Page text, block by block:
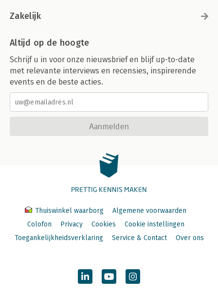
Zakelijk
Altijd op de hoogte
Schrijf u in voor onze nieuwsbrief en blijf up-to-date
met relevante interviews en recensies, inspirerende
events en de beste acties.
Aanmelden
PRETTIG KENNIS MAKEN
Thuiswinkel waarborg
Algemene voorwaarden
Colofon
Privacy Cookies
Cookie instellingen
Toegankelijkheidsverklaring
Service & Contact Over ons